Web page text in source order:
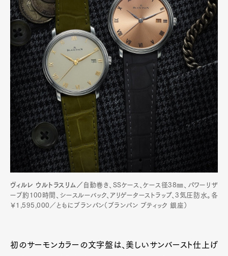
ヴィルレ ウルトラスリム／ 自動巻き、SSケース、ケース径38㎜、パワーリザ
ーブ約100時間、シースルーバック、アリゲーターストラップ、3気圧防水。各
￥1,595,000／ともにブランパン（ブランパン ブティック 銀座）
初のサーモンカラーの文字盤は、美しいサンバースト仕上げ